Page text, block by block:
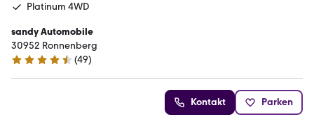
Platinum 4WD
sandy Automobile
30952 Ronnenberg
4.7 Sterne
(49)
Kontakt Parken